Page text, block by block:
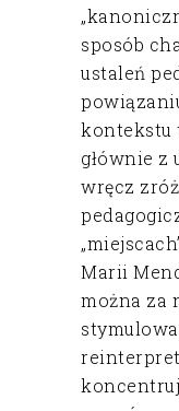
sposób
ustaleń
kontekstu
głównie z
wręcz
Marii
można za